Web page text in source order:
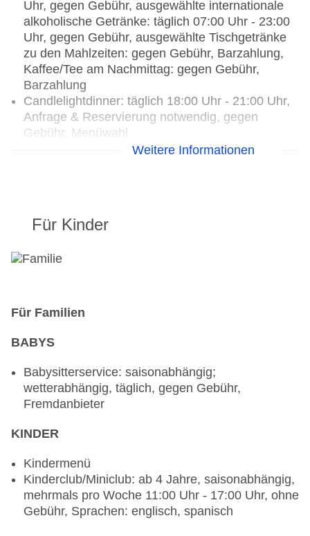
Uhr, gegen Gebühr, ausgewählte internationale
alkoholische Getränke: täglich 07:00 Uhr - 23:00
Uhr, gegen Gebühr, ausgewählte Tischgetränke
zu den Mahlzeiten: gegen Gebühr, Barzahlung,
Kaffee/Tee am Nachmittag: gegen Gebühr,
Barzahlung
Candlelightdinner: täglich 18:00 Uhr - 21:00 Uhr,
Anfrage & Reservierung notwendig, gegen
Gebühr, Menüwahl
Weinprobe: gegen Gebühr, Anfrage &
landestypisch, mediterran, mexikanisch,
Gerichte, vegetarische Gerichte, vegane
angemessene Kleidung erwünscht
landestypisch, mexikanisch, Grillgerichte, à la
Uhr - 23:00 Uhr, klimatisierbar, mit Terrasse,
angemessene Kleidung erwünscht
Bars & mehr: 2
Bar „La Cantina“: ab 18 Jahre, saisonabhängig,
Weitere Informationen
Für Kinder
Für Familien
BABYS
Babysitterservice: saisonabhängig;
wetterabhängig, täglich, gegen Gebühr,
Fremdanbieter
KINDER
Kindermenü
Kinderclub/Miniclub: ab 4 Jahre, saisonabhängig,
mehrmals pro Woche 11:00 Uhr - 17:00 Uhr, ohne
Gebühr, Sprachen: englisch, spanisch